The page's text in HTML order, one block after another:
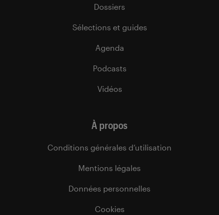
Dossiers
Sélections et guides
Agenda
Podcasts
Vidéos
À propos
Conditions générales d’utilisation
Mentions légales
Données personnelles
Cookies